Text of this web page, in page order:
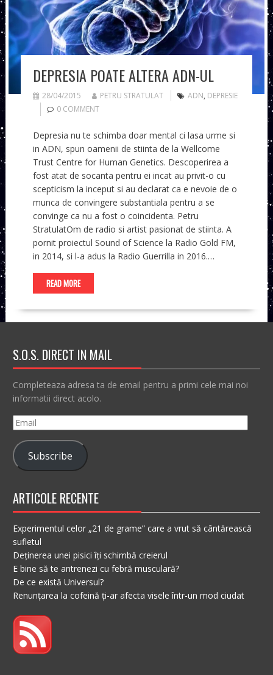
DEPRESIA POATE ALTERA ADN-UL
28/04/2015 PETRU STRATULAT ADN, DEPRESIE
0 COMMENT
Depresia nu te schimba doar mental ci lasa urme si
in ADN, spun oamenii de stiinta de la Wellcome
Trust Centre for Human Genetics. Descoperirea a
fost atat de socanta pentru ei incat au privit-o cu
scepticism la inceput si au declarat ca e nevoie de o
munca de convingere substantiala pentru a se
convinge ca nu a fost o coincidenta. Petru
StratulatOm de radio si artist pasionat de stiinta. A
pornit proiectul Sound of Science la Radio Gold FM,
in 2014, si l-a adus la Radio Guerrilla in 2016.…
READ MORE
S.O.S. DIRECT IN MAIL
Completeaza adresa ta de email pentru a primi cele mai noi
informatii direct acolo.
Email
Subscribe
ARTICOLE RECENTE
Experimentul celor „21 de grame” care a vrut să cântărească
sufletul
Deținerea unei pisici îți schimbă creierul
E bine să te antrenezi cu febră musculară?
De ce există Universul?
Renunțarea la cofeină ți-ar afecta visele într-un mod ciudat